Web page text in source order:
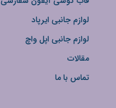
لوازم جانبی ایرپاد
لوازم جانبی اپل واچ
مقالات
تماس با ما